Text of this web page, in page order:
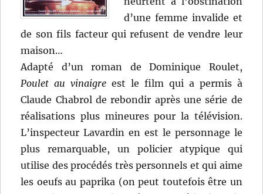
d’une femme invalide et
de son fils facteur qui refusent de vendre leur
maison…
Adapté d’un roman de Dominique Roulet,
Poulet au vinaigre est le film qui a permis à
Claude Chabrol de rebondir après une série de
réalisations plus mineures pour la télévision.
L’inspecteur Lavardin en est le personnage le
plus remarquable, un policier atypique qui
utilise des procédés très personnels et qui aime
les oeufs au paprika (on peut toutefois être un